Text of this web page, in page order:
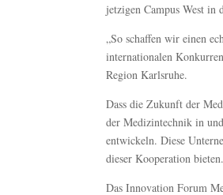
jetzigen Campus West
„So schaffen wir einen
internationalen
Region Karlsruhe.
Dass die Zukunft der
der Medizintechnik in
entwickeln. Diese
dieser Kooperation
Das Innovation Forum